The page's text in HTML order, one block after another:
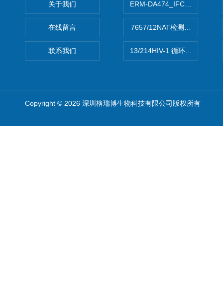
关于我们
在线留言
联系我们
ERM-DA474_IFCCC反应蛋
7657/12NAT检测的D型肝炎
13/214HIV-1 循环重组形式
Copyright © 2026 深圳格瑞博生物科技有限公司版权所有